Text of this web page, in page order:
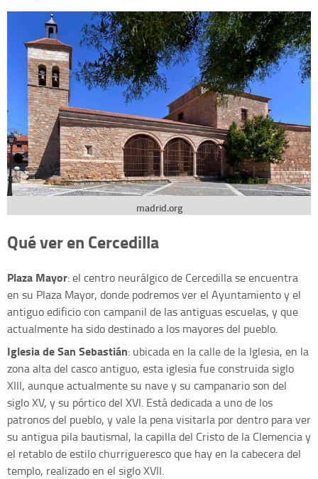
madrid.org
Qué ver en Cercedilla
Plaza Mayor: el centro neurálgico de Cercedilla se encuentra
en su Plaza Mayor, donde podremos ver el Ayuntamiento y el
antiguo edificio con campanil de las antiguas escuelas, y que
actualmente ha sido destinado a los mayores del pueblo.
Iglesia de San Sebastián: ubicada en la calle de la Iglesia, en la
zona alta del casco antiguo, esta iglesia fue construida siglo
XIII, aunque actualmente su nave y su campanario son del
siglo XV, y su pórtico del XVI. Está dedicada a uno de los
patronos del pueblo, y vale la pena visitarla por dentro para ver
su antigua pila bautismal, la capilla del Cristo de la Clemencia y
el retablo de estilo churrigueresco que hay en la cabecera del
templo, realizado en el siglo XVII.